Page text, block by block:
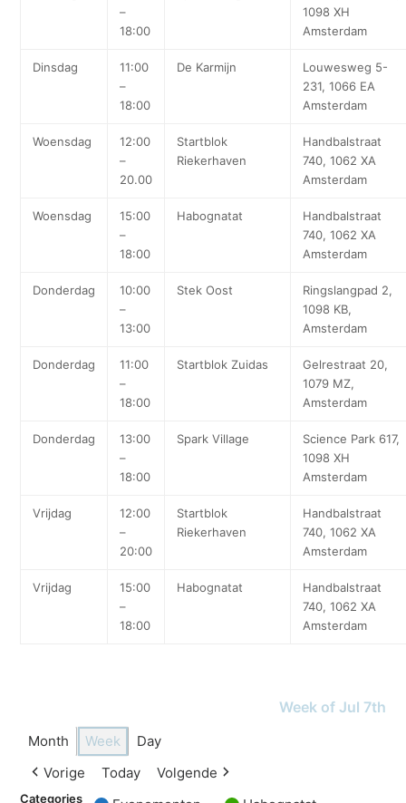
–
18:00
1098 XH
Amsterdam
Dinsdag
11:00
–
18:00
De Karmijn
Louwesweg 5-
231, 1066 EA
Amsterdam
Woensdag
12:00
–
20.00
Startblok
Riekerhaven
Handbalstraat
740, 1062 XA
Amsterdam
Woensdag
15:00
–
18:00
Habognatat
Handbalstraat
740, 1062 XA
Amsterdam
Donderdag
10:00
–
13:00
Stek Oost
Ringslangpad 2,
1098 KB,
Amsterdam
Donderdag
11:00
–
18:00
Startblok Zuidas
Gelrestraat 20,
1079 MZ,
Amsterdam
Donderdag
13:00
–
18:00
Spark Village
Science Park 617,
1098 XH
Amsterdam
Vrijdag
12:00
–
20:00
Startblok
Riekerhaven
Handbalstraat
740, 1062 XA
Amsterdam
Vrijdag
15:00
–
18:00
Habognatat
Handbalstraat
740, 1062 XA
Amsterdam
Week of Jul 7th
Month Week
Day
Vorige
Today Volgende
Categories